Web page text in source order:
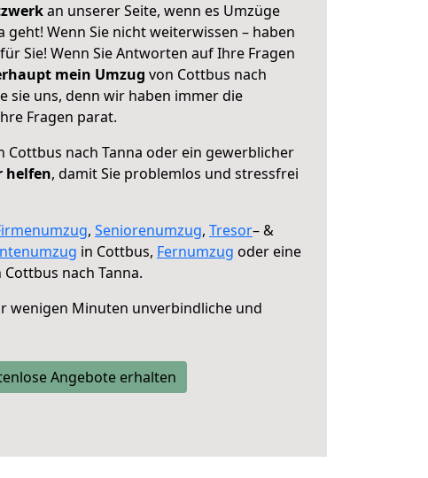
an unserer Seite, wenn es Umzüge
geht! Wenn Sie nicht weiterwissen – haben
Sie! Wenn Sie Antworten auf Ihre Fragen
mein Umzug von Cottbus nach
sie uns, denn wir haben immer die
Fragen parat.
Cottbus nach Tanna oder ein gewerblicher
helfen, damit Sie problemlos und stressfrei
, Seniorenumzug, Tresor– &
in Cottbus, Fernumzug oder eine
Cottbus nach Tanna.
wenigen Minuten unverbindliche und
Angebote erhalten